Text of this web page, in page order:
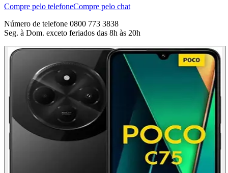
Compre pelo telefoneCompre pelo chat
Número de telefone 0800 773 3838
Seg. à Dom. exceto feriados das 8h às 20h